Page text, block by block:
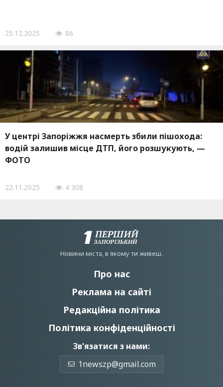
25.12.2025 86
У центрі Запоріжжя насмерть збили пішохода:
водій залишив місце ДТП, його розшукують, —
ФОТО
22.11.2025 4 308
Новини мiста, в якому ти живеш.
Про нас
Реклама на сайті
Редакційна політика
Політика конфіденційності
Зв'язатися з нами:
1newszp@gmail.com